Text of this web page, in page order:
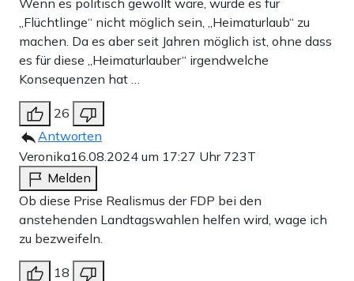
Wenn es politisch gewollt wäre, würde es für
„Flüchtlinge“ nicht möglich sein, „Heimaturlaub“ zu
machen. Da es aber seit Jahren möglich ist, ohne dass
es für diese „Heimaturlauber“ irgendwelche
Konsequenzen hat …
26
Antworten
Veronika16.08.2024 um 17:27 Uhr 723T
Melden
Ob diese Prise Realismus der FDP bei den
anstehenden Landtagswahlen helfen wird, wage ich
zu bezweifeln.
18